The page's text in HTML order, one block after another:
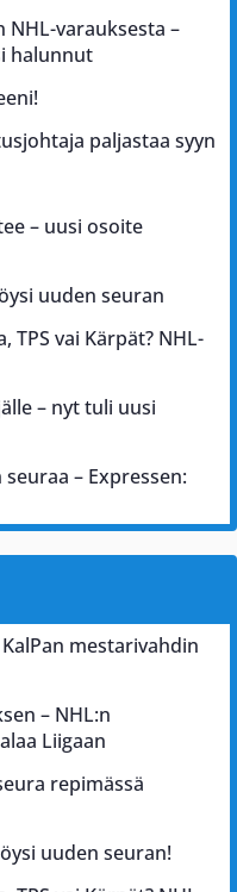
NHL-varauksesta –
halunnut
paljastaa syyn
– uusi osoite
uuden seuran
TPS vai Kärpät? NHL-
– nyt tuli uusi
– Expressen:
mestarivahdin
– NHL:n
Liigaan
repimässä
uuden seuran!